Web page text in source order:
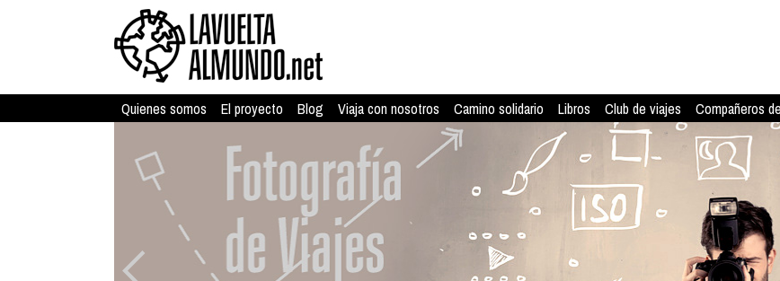
Quienes somos El proyecto Blog Viaja con nosotros Camino solidario Libros Club de viajes Compañeros